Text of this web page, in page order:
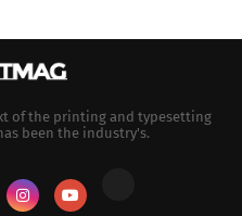
of the printing and typesetting
been the industry's.